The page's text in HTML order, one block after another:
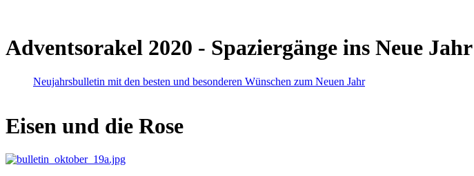
Adventsorakel 2020 - Spaziergänge ins Neue Jahr
Neujahrsbulletin mit den besten und besonderen Wünschen zum Neuen Jahr
Eisen und die Rose